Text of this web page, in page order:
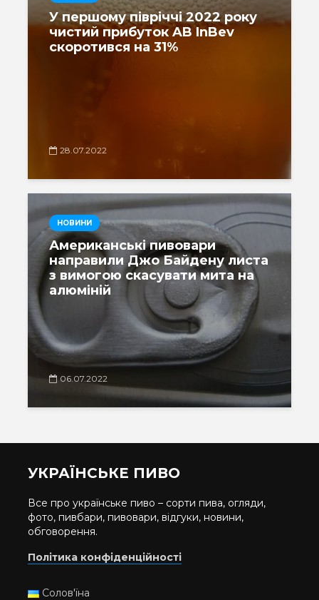
У першому півріччі 2022 року
чистий прибуток AB InBev
скоротився на 31%
28.07.2022
НОВИНИ
Американські пивовари
направили Джо Байдену листа
з вимогою скасувати мита на
алюміній
06.07.2022
УКРАЇНСЬКЕ ПИВО
Все про українське пиво – сорти пива, огляди,
фото, пивбари, пивовари, відгуки, новини,
обговорення.
Політика конфіденційності
Солов'їна